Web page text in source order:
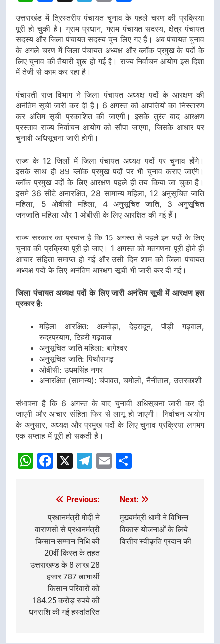
उत्तराखंड में त्रिस्तरीय पंचायत चुनाव के पहले चरण की प्रक्रिया
पूरी हो चुकी है। ग्राम प्रधान, ग्राम पंचायत सदस्य, क्षेत्र पंचायत
सदस्य और जिला पंचायत सदस्य चुन लिए गए हैं। अब पंचायत चुनाव
के अगले चरण में जिला पंचायत अध्यक्ष और ब्लॉक प्रमुख के पदों के
लिए चुनाव की तैयारी शुरू हो गई है। राज्य निर्वाचन आयोग इस दिशा
में तेजी से काम कर रहा है।
पंचायती राज विभाग ने जिला पंचायत अध्यक्ष पदों के आरक्षण की
अनंतिम सूची जारी कर दी है। 6 अगस्त को आपत्तियों का निस्तारण
कर अंतिम सूची प्रकाशित की जाएगी। इसके तुरंत बाद आरक्षण
प्रस्ताव राज्य निर्वाचन आयोग को सौंपा जाएगा, जिसके आधार पर
चुनावी अधिसूचना जारी होगी।
राज्य के 12 जिलों में जिला पंचायत अध्यक्ष पदों पर चुनाव होंगे।
इसके साथ ही 89 ब्लॉक प्रमुख पदों पर भी चुनाव कराए जाएंगे।
ब्लॉक प्रमुख पदों के लिए आरक्षण पहले ही तय किया जा चुका है।
इसमें 36 सीटें अनारक्षित, 28 सामान्य महिला, 12 अनुसूचित जाति
महिला, 5 ओबीसी महिला, 4 अनुसूचित जाति, 3 अनुसूचित
जनजाति महिला और 1 ओबीसी के लिए आरक्षित की गई हैं।
राज्य सरकार का प्रयास है कि 15 अगस्त से पहले इन पदों के लिए
चुनाव की प्रक्रिया पूरी हो जाए। 1 अगस्त को मतगणना पूरी होते ही
आचार संहिता समाप्त हो गई और उसी दिन शाम को जिला पंचायत
अध्यक्ष पदों के लिए अनंतिम आरक्षण सूची भी जारी कर दी गई।
जिला पंचायत अध्यक्ष पदों के लिए जारी अनंतिम सूची में आरक्षण इस
प्रकार है:
महिला आरक्षित: अल्मोड़ा, देहरादून, पौड़ी गढ़वाल,
रुद्रप्रयाग, टिहरी गढ़वाल
अनुसूचित जाति महिला: बागेश्वर
अनुसूचित जाति: पिथौरागढ़
ओबीसी: उधमसिंह नगर
अनारक्षित (सामान्य): चंपावत, चमोली, नैनीताल, उत्तरकाशी
संभावना है कि 6 अगस्त के बाद चुनावी अधिसूचना जारी कर दी
जाएगी और आचार संहिता फिर से लागू हो जाएगी। निर्वाचन आयोग
के अनुसार, अध्यक्ष और प्रमुख पदों के लिए चुनाव प्रक्रिया लगभग
एक सप्ताह में पूरी हो सकती है।
WhatsApp
Facebook
X Telegram
Email
navigation
Previous:
प्रधानमंत्री मोदी ने
वाराणसी से प्रधानमंत्री
किसान सम्मान निधि की
20वीं किस्त के तहत
उत्तराखण्ड के 8 लाख 28
हजार 787 लाभार्थी
किसान परिवारों को
184.25 करोड़ रुपये की
धनराशि की गई हस्तांतरित
Next:
मुख्यमंत्री धामी ने विभिन्न
विकास योजनाओं के लिये
वित्तीय स्वीकृति प्रदान की